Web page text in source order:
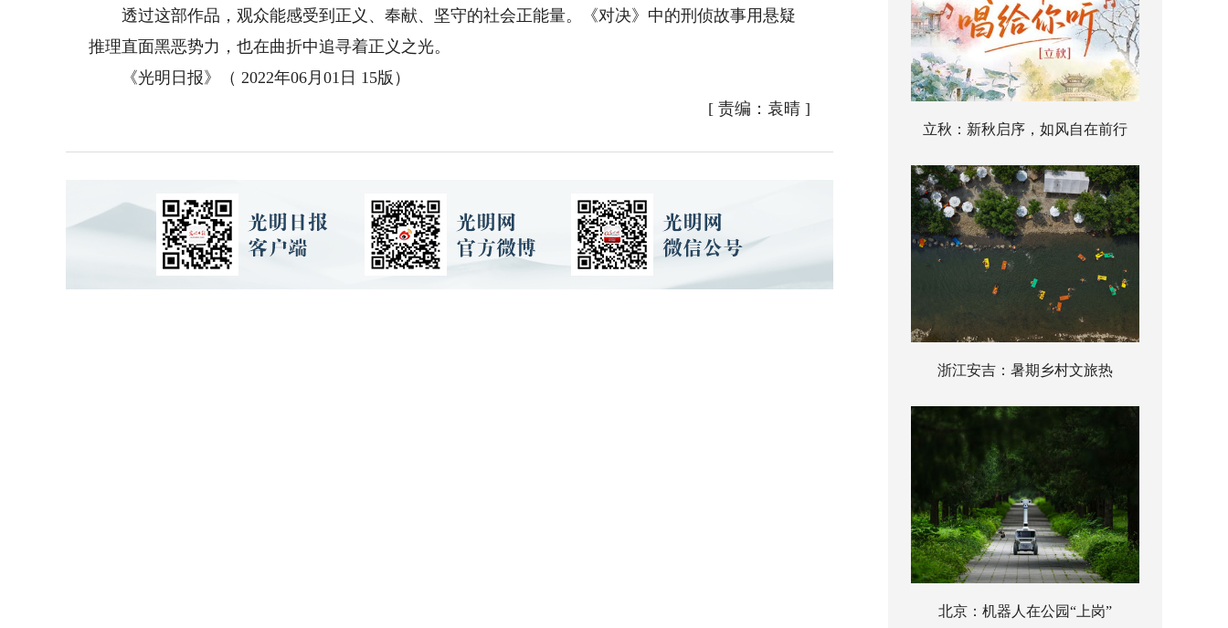
透过这部作品，观众能感受到正义、奉献、坚守的社会正能量。《对决》中的刑侦故事用悬疑
推理直面黑恶势力，也在曲折中追寻着正义之光。
《光明日报》（ 2022年06月01日 15版）
[ 责编：袁晴]
立秋：新秋启序，如风自在前行
浙江安吉：暑期乡村文旅热
北京：机器人在公园“上岗”